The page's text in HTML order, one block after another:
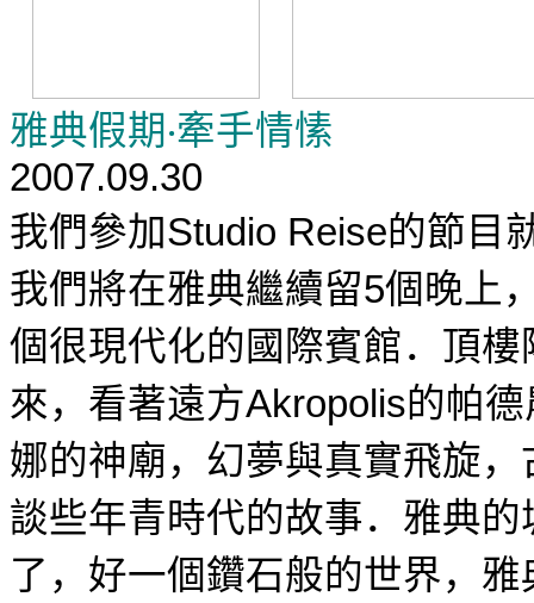
雅典假期‧牽手情愫
2007.09.30
我們參加Studio Reise的節目
我們將在雅典繼續留5個晚上
個很現代化的國際賓館．頂
來，看著遠方Akropolis的帕
娜的神廟，幻夢與真實飛旋
談些年青時代的故事．雅典
了，好一個鑽石般的世界，